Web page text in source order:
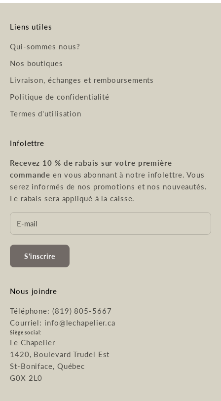
Liens utiles
Qui-sommes nous?
Nos boutiques
Livraison, échanges et remboursements
Politique de confidentialité
Termes d'utilisation
Infolettre
Recevez 10 % de rabais sur votre première
commandeen vous abonnant à notre infolettre. Vous
serez informés de nos promotions et nos nouveautés.
Le rabais sera appliqué à la caisse.
S'inscrire
Nous joindre
Téléphone: (819) 805-5667
Courriel: info@lechapelier.ca
Siège social:
Le Chapelier
1420, Boulevard Trudel Est
St-Boniface, Québec
G0X 2L0